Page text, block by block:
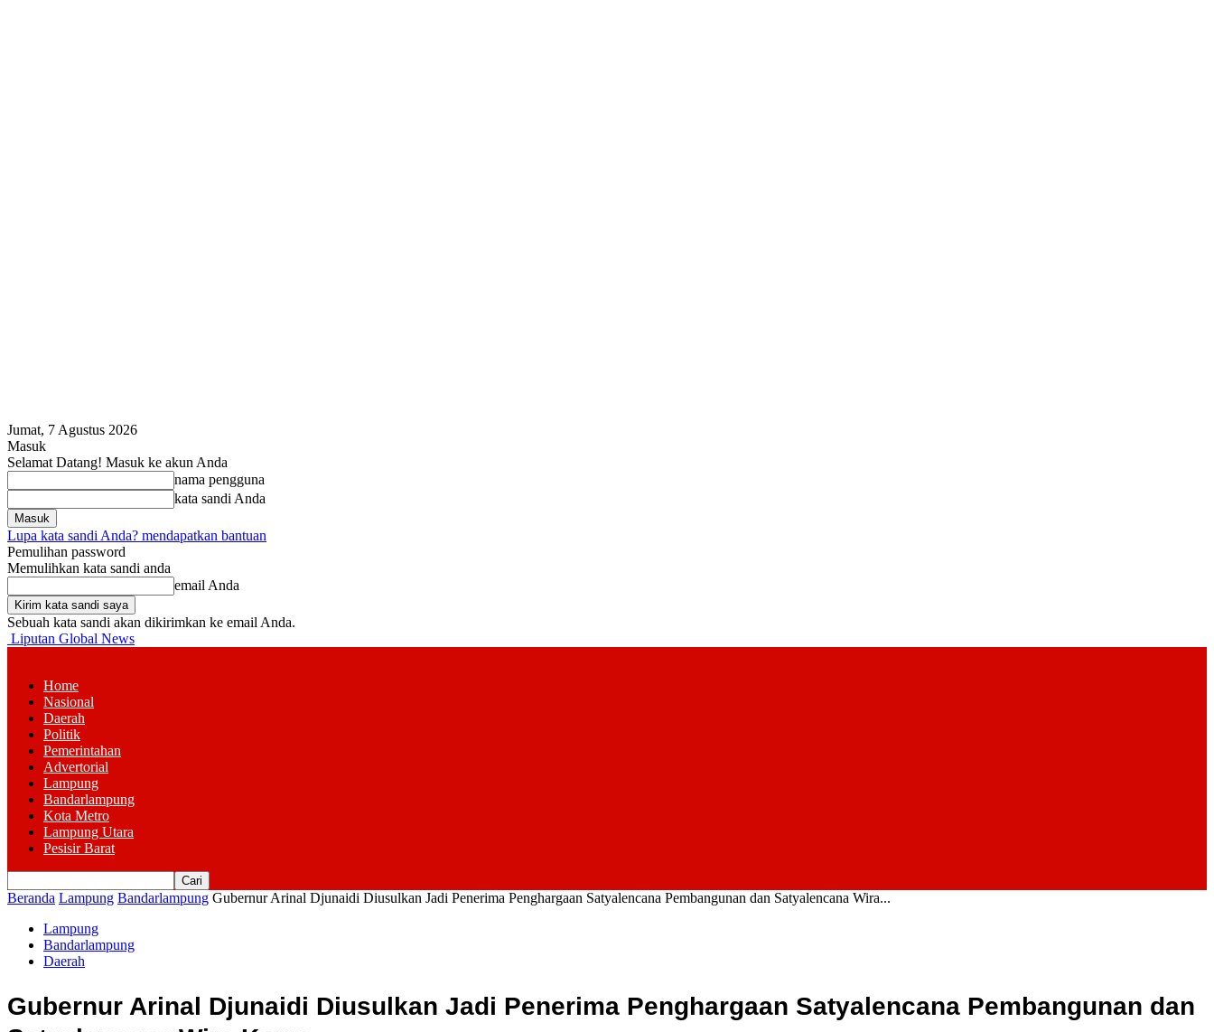
Jumat, 7 Agustus 2026
Masuk
Selamat Datang! Masuk ke akun Anda
nama pengguna
kata sandi Anda
Lupa kata sandi Anda? mendapatkan bantuan
Pemulihan password
Memulihkan kata sandi anda
email Anda
Sebuah kata sandi akan dikirimkan ke email Anda.
Liputan Global News
Home
Nasional
Daerah
Politik
Pemerintahan
Advertorial
Lampung
Bandarlampung
Kota Metro
Lampung Utara
Pesisir Barat
Beranda Lampung Bandarlampung Gubernur Arinal Djunaidi Diusulkan Jadi Penerima Penghargaan Satyalencana Pembangunan dan Satyalencana Wira...
Lampung
Bandarlampung
Daerah
Gubernur Arinal Djunaidi Diusulkan Jadi Penerima Penghargaan Satyalencana Pembangunan dan